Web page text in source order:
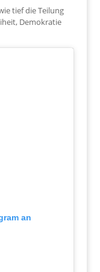
tief die Teilung
Demokratie
an